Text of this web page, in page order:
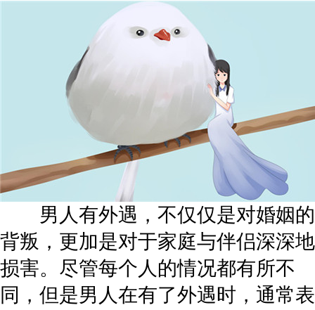
男人有外遇，不仅仅是对婚姻的
背叛，更加是对于家庭与伴侣深深地
损害。尽管每个人的情况都有所不
同，但是男人在有了外遇时，通常表